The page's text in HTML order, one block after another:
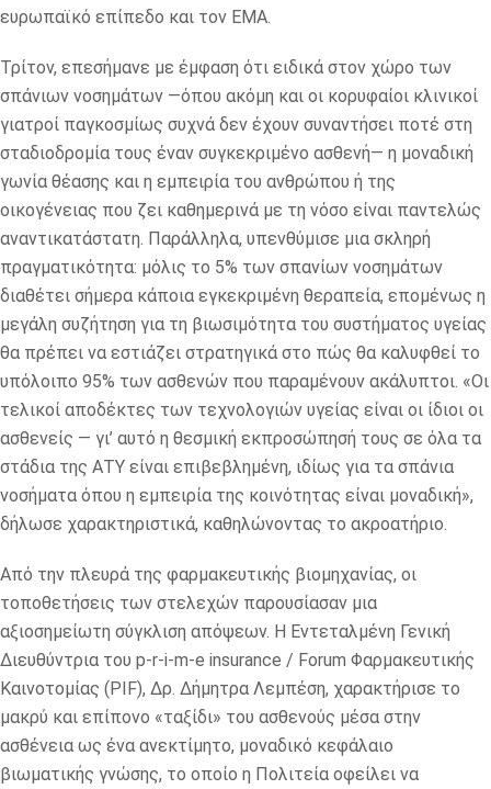
ευρωπαϊκό επίπεδο και τον EMA.
Τρίτον, επεσήμανε με έμφαση ότι ειδικά στον χώρο των
σπάνιων νοσημάτων —όπου ακόμη και οι κορυφαίοι κλινικοί
γιατροί παγκοσμίως συχνά δεν έχουν συναντήσει ποτέ στη
σταδιοδρομία τους έναν συγκεκριμένο ασθενή— η μοναδική
γωνία θέασης και η εμπειρία του ανθρώπου ή της
οικογένειας που ζει καθημερινά με τη νόσο είναι παντελώς
αναντικατάστατη. Παράλληλα, υπενθύμισε μια σκληρή
πραγματικότητα: μόλις το 5% των σπανίων νοσημάτων
διαθέτει σήμερα κάποια εγκεκριμένη θεραπεία, επομένως η
μεγάλη συζήτηση για τη βιωσιμότητα του συστήματος υγείας
θα πρέπει να εστιάζει στρατηγικά στο πώς θα καλυφθεί το
υπόλοιπο 95% των ασθενών που παραμένουν ακάλυπτοι. «Οι
τελικοί αποδέκτες των τεχνολογιών υγείας είναι οι ίδιοι οι
ασθενείς — γι’ αυτό η θεσμική εκπροσώπησή τους σε όλα τα
στάδια της ΑΤΥ είναι επιβεβλημένη, ιδίως για τα σπάνια
νοσήματα όπου η εμπειρία της κοινότητας είναι μοναδική»,
δήλωσε χαρακτηριστικά, καθηλώνοντας το ακροατήριο.
Από την πλευρά της φαρμακευτικής βιομηχανίας, οι
τοποθετήσεις των στελεχών παρουσίασαν μια
αξιοσημείωτη σύγκλιση απόψεων. Η Εντεταλμένη Γενική
Διευθύντρια του p-r-i-m-e insurance / Forum Φαρμακευτικής
Καινοτομίας (PIF), Δρ. Δήμητρα Λεμπέση, χαρακτήρισε το
μακρύ και επίπονο «ταξίδι» του ασθενούς μέσα στην
ασθένεια ως ένα ανεκτίμητο, μοναδικό κεφάλαιο
βιωματικής γνώσης, το οποίο η Πολιτεία οφείλει να